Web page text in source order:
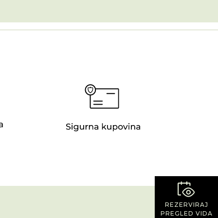
REZERVIRAJ
PREGLED VIDA